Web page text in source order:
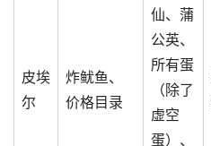
皮埃
尔
炸鱿鱼、
价格目录
仙、蒲
公英、
所有蛋
（除了
虚空
蛋）、